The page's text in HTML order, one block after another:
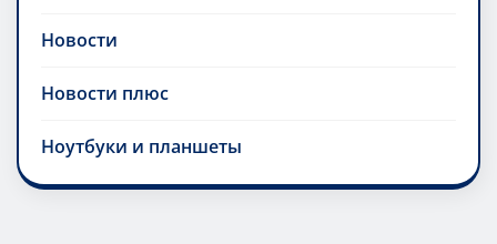
Новости
Новости плюс
Ноутбуки и планшеты